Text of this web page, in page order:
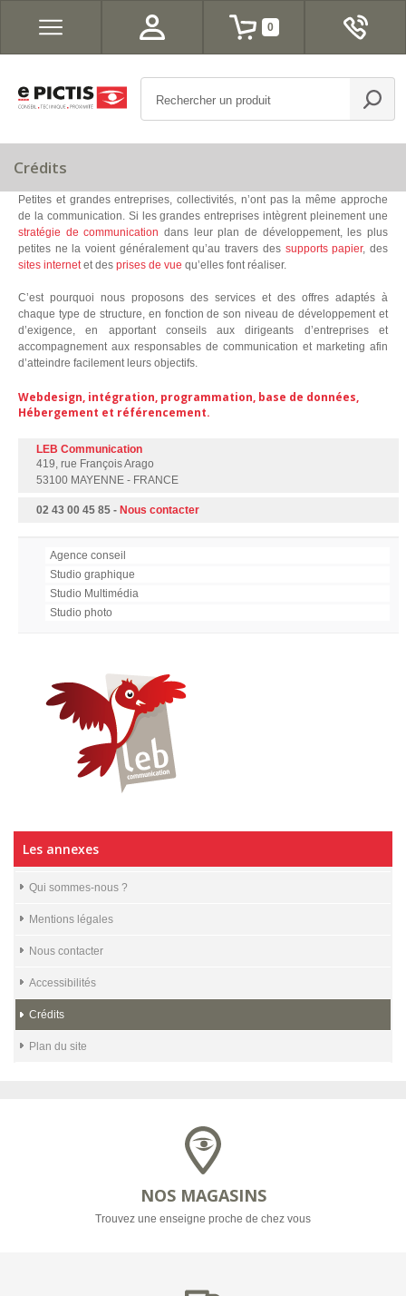
0
Les annexes
Qui sommes-nous ?
Mentions légales
Nous contacter
Accessibilités
Crédits
Plan du site
Crédits
Petites et grandes entreprises, collectivités, n’ont pas la même approche
de la communication. Si les grandes entreprises intègrent pleinement une
stratégie de communication dans leur plan de développement, les plus
petites ne la voient généralement qu’au travers des supports papier, des
sites internetet des prises de vue qu’elles font réaliser.
C’est pourquoi nous proposons des services et des offres adaptés à
chaque type de structure, en fonction de son niveau de développement et
d’exigence, en apportant conseils aux dirigeants d’entreprises et
accompagnement aux responsables de communication et marketing afin
d’atteindre facilement leurs objectifs.
Webdesign, intégration, programmation, base de données,
Hébergement et référencement.
LEB Communication
419, rue François Arago
53100 MAYENNE - FRANCE
02 43 00 45 85 - Nous contacter
Agence conseil
Studio graphique
Studio Multimédia
Studio photo
NOS MAGASINS
Trouvez une enseigne proche de chez vous